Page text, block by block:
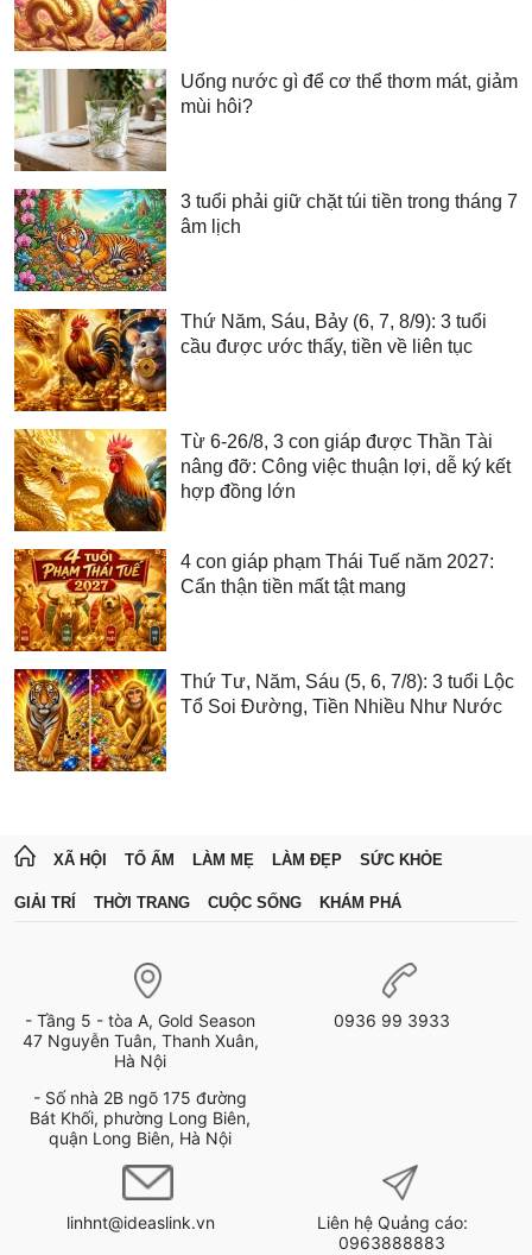
Uống nước gì để cơ thể thơm mát, giảm
mùi hôi?
3 tuổi phải giữ chặt túi tiền trong tháng 7
âm lịch
Thứ Năm, Sáu, Bảy (6, 7, 8/9): 3 tuổi
cầu được ước thấy, tiền về liên tục
Từ 6-26/8, 3 con giáp được Thần Tài
nâng đỡ: Công việc thuận lợi, dễ ký kết
hợp đồng lớn
4 con giáp phạm Thái Tuế năm 2027:
Cẩn thận tiền mất tật mang
Thứ Tư, Năm, Sáu (5, 6, 7/8): 3 tuổi Lộc
Tổ Soi Đường, Tiền Nhiều Như Nước
XÃ HỘI TỔ ẤM LÀM MẸ LÀM ĐẸP SỨC KHỎE
GIẢI TRÍ THỜI TRANG CUỘC SỐNG KHÁM PHÁ
- Tầng 5 - tòa A, Gold Season
47 Nguyễn Tuân, Thanh Xuân,
Hà Nội
- Số nhà 2B ngõ 175 đường
Bát Khối, phường Long Biên,
quận Long Biên, Hà Nội
0936 99 3933
linhnt@ideaslink.vn
Liên hệ Quảng cáo:
0963888883